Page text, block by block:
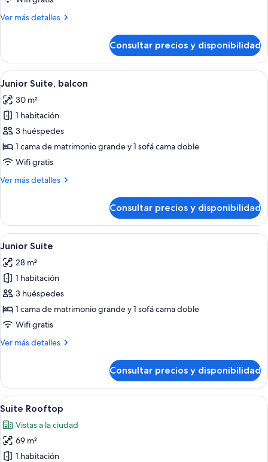
comunicadas
Ver más detalles
Más
familiar,
habitaciones
comunicadas
Consultar precios y disponibilidad
Abrir
todas
las
fotos
de
Junior
Suite,
Una habitación de hotel moderna
6
Junior Suite, balcon
30 m²
1 habitación
3 huéspedes
1 cama de matrimonio grande y 1 sofá cama doble
Wifi gratis
Ver más detalles
Más
Suite,
balcon
Consultar precios y disponibilidad
Abrir
todas
las
fotos
de
Junior
Suite
Una habitación de hotel con cama,
4
Junior Suite
28 m²
1 habitación
3 huéspedes
1 cama de matrimonio grande y 1 sofá cama doble
Wifi gratis
Ver más detalles
Más
Suite
Consultar precios y disponibilidad
Abrir
todas
las
fotos
de
Un dormitorio con una cama
9
Suite Rooftop
Vistas a la ciudad
69 m²
1 habitación